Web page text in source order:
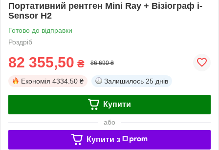
Портативний рентген Mini Ray + Візіограф i-
Sensor H2
Готово до відправки
Роздріб
82 355,50 ₴ 86 690 ₴
Економія 4334.50 ₴ Залишилось 25 днів
Купити
або
Купити з